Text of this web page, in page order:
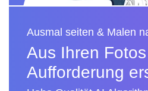
Ausmal seiten & Malen
Aus Ihren
Aufforderung